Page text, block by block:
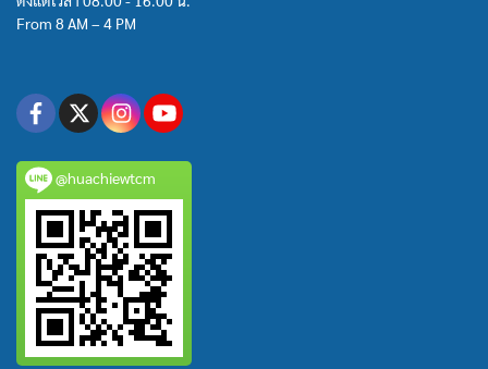
From 8 AM – 4 PM
@huachiewtcm